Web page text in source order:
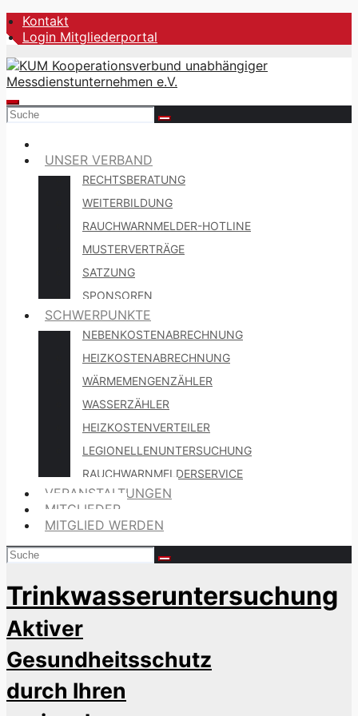
Zum
Inhalt
Kontakt
Login Mitgliederportal
UNSER VERBAND
RECHTSBERATUNG
WEITERBILDUNG
RAUCHWARNMELDER-HOTLINE
MUSTERVERTRÄGE
SATZUNG
SPONSOREN
SCHWERPUNKTE
NEBENKOSTENABRECHNUNG
HEIZKOSTENABRECHNUNG
WÄRMEMENGENZÄHLER
WASSERZÄHLER
HEIZKOSTENVERTEILER
LEGIONELLENUNTERSUCHUNG
RAUCHWARNMELDERSERVICE
VERANSTALTUNGEN
MITGLIEDER
MITGLIED WERDEN
Trinkwasseruntersuchung
Aktiver
Gesundheitsschutz
durch Ihren